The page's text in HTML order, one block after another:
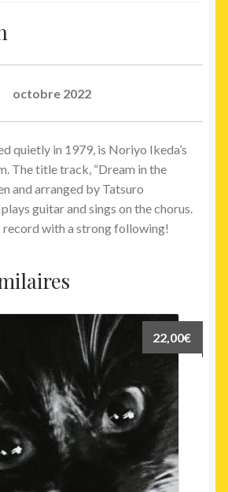
octobre 2022
quietly in 1979, is Noriyo Ikeda’s
The title track, “Dream in the
and arranged by Tatsuro
guitar and sings on the chorus.
record with a strong following!
22,00€